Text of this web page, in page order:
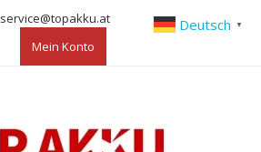
service@topakku.at
Mein Konto
Deutsch ▼